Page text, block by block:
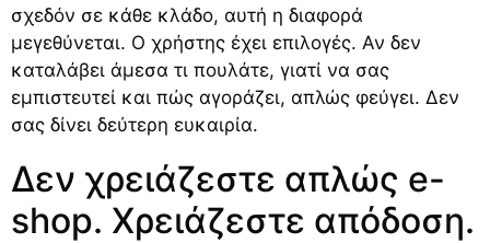
σχεδόν σε κάθε κλάδο, αυτή η διαφορά
μεγεθύνεται. Ο χρήστης έχει επιλογές. Αν δεν
καταλάβει άμεσα τι πουλάτε, γιατί να σας
εμπιστευτεί και πώς αγοράζει, απλώς φεύγει. Δεν
σας δίνει δεύτερη ευκαιρία.
Δεν χρειάζεστε απλώς e-
shop. Χρειάζεστε απόδοση.